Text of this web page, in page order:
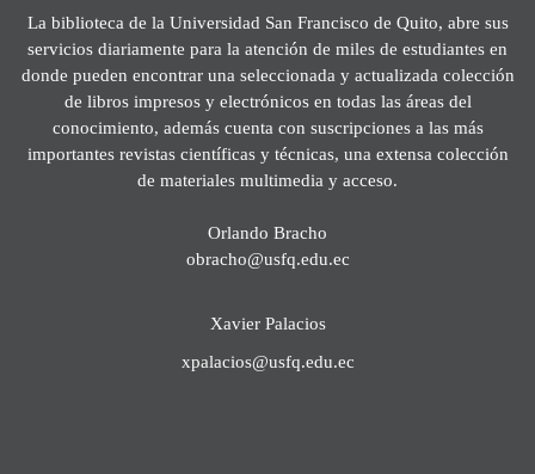
La biblioteca de la Universidad San Francisco de Quito, abre sus
servicios diariamente para la atención de miles de estudiantes en
donde pueden encontrar una seleccionada y actualizada colección
de libros impresos y electrónicos en todas las áreas del
conocimiento, además cuenta con suscripciones a las más
importantes revistas científicas y técnicas, una extensa colección
de materiales multimedia y acceso.
Orlando Bracho
obracho@usfq.edu.ec
Xavier Palacios
xpalacios@usfq.edu.ec